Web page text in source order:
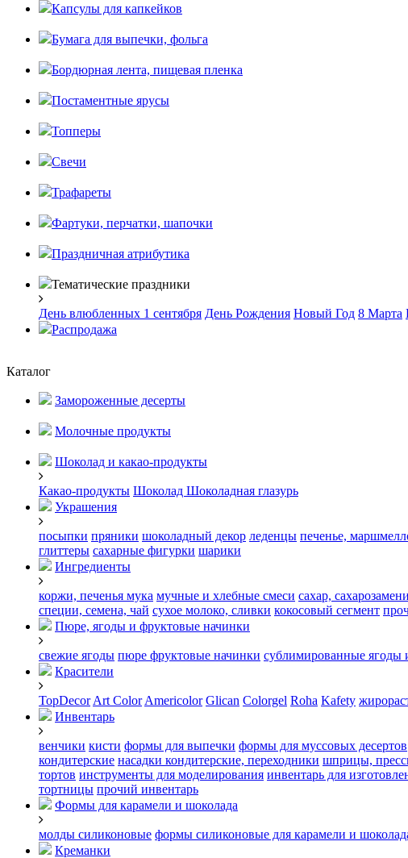
Капсулы для капкейков
Бумага для выпечки, фольга
Бордюрная лента, пищевая пленка
Постаментные ярусы
Топперы
Свечи
Трафареты
Фартуки, перчатки, шапочки
Праздничная атрибутика
Тематические праздники
День влюбленных 1 сентября День Рождения Новый Год 8 Марта
Распродажа
Каталог
Замороженные десерты
Молочные продукты
Шоколад и какао-продукты
Какао-продукты Шоколад Шоколадная глазурь
Украшения
посыпки пряники шоколадный декор леденцы печенье,
глиттеры сахарные фигурки шарики
Ингредиенты
коржи, печенья мука мучные и хлебные смеси сахар,
специи, семена, чай сухое молоко, сливки кокосовый сегмент
Пюре, ягоды и фруктовые начинки
свежие ягоды пюре фруктовые начинки сублимированные ягоды
Красители
TopDecor Art Color Americolor Glican Colorgel Roha Kafety
Инвентарь
венчики кисти формы для выпечки формы для муссовых десертов
кондитерские насадки кондитерские, переходники шприцы,
тортов инструменты для моделирования инвентарь для
тортницы прочий инвентарь
Формы для карамели и шоколада
молды силиконовые формы силиконовые для карамели и
Креманки